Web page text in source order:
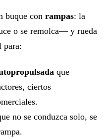
buque con rampas: la
o se remolca— y rueda
para:
que
ciertos
no se conduzca solo, se